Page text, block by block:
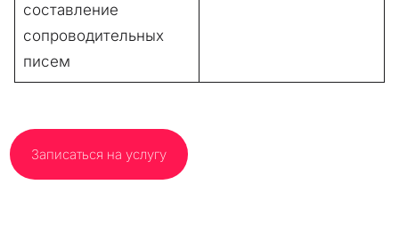
составление
сопроводительных
писем
Записаться на услугу